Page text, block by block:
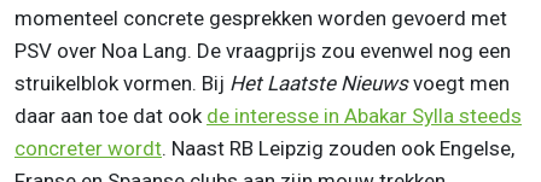
momenteel concrete gesprekken worden gevoerd met
PSV over Noa Lang. De vraagprijs zou evenwel nog een
struikelblok vormen. Bij Het Laatste Nieuwsvoegt men
daar aan toe dat ook de interesse in Abakar Sylla steeds
concreter wordt. Naast RB Leipzig zouden ook Engelse,